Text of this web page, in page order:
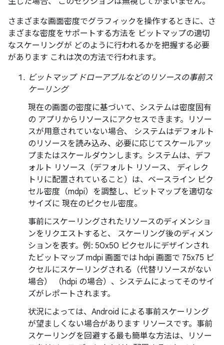
さまざまな画面密度でグラフィックを操作するときに、さ
まざまな密度をサポートする方法を ビットマップの適切
なスケーリングが どのように行われるかを把握する必要
があります これは次の方法で行われます。
ビットマップ ドローアブルなどのリソースの事前ス
ケーリング
現在の画面の密度に基づいて、システムは密度固有
の アプリからリソースにアクセスできます。リソー
スが用意されていない場合、 システムはデフォルト
のリソースを読み込み、必要に応じてスケールアッ
プまたはスケールダウンします。システムは、デフ
ォルト リソース（デフォルト リソース、 ディレク
トリに配置されていること）は、ベースライン ピク
セル密度（mdpi）を調整し、ビットマップを適切な
サイズに 現在のピクセル密度。
事前にスケーリングされたリソースのディメンショ
ンをリクエストすると、 スケーリング後のディメン
ションを表す。例: 50x50 ピクセルにデザインされ
たビットマップ mdpi 画面では hdpi 画面で 75x75 ピ
クセルにスケーリングされる（代替リソースがない
場合） （hdpi の場合）、システムによってそのサイ
ズがレポートされます。
状況によっては、Android による事前スケーリング
が望ましくない場合があります リソースです。事前
スケーリングを回避する最も簡単な方法は、リソー